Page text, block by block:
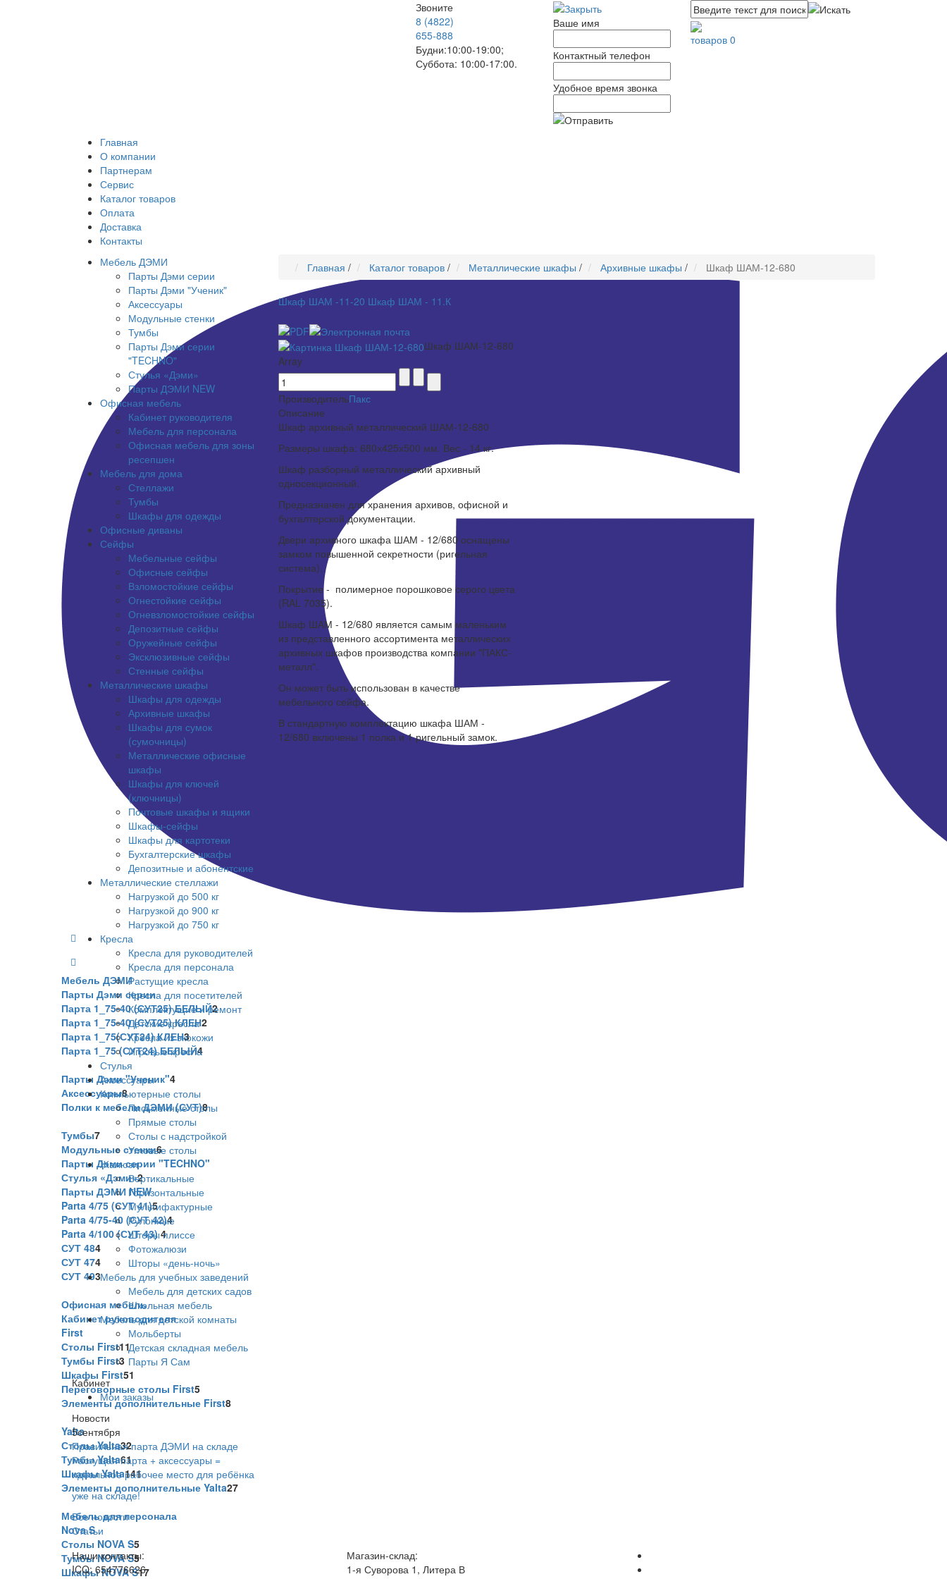
Звоните
8 (4822)
655-888
Будни:10:00-19:00;
Суббота: 10:00-17:00.
Ваше имя
Контактный телефон
Удобное время звонка
товаров 0
Главная
О компании
Партнерам
Сервис
Каталог товаров
Оплата
Доставка
Контакты
655-888
Корзина
Мебель ДЭМИ
Парты Дэми серии
Парта 1_75-40 (СУТ25) БЕЛЫЙ2
Парта 1_75-40 (СУТ25) КЛЕН2
Парта 1_75(СУТ24) КЛЕН3
Парта 1_75 (СУТ24) БЕЛЫЙ4
Парты Дэми "Ученик"4
Аксессуары8
Полки к мебели ДЭМИ (СУТ)8
Тумбы7
Модульные стенки6
Парты Дэми серии "TECHNO"
Стулья «Дэми»2
Парты ДЭМИ NEW
Parta 4/75 (СУТ 41)5
Parta 4/75-40 (СУТ 42)4
Parta 4/100 (СУТ 43)4
СУТ 484
СУТ 474
СУТ 493
Офисная мебель
Кабинет руководителя
First
Столы First11
Тумбы First3
Шкафы First51
Переговорные столы First5
Элементы дополнительные First8
Yalta
Столы Yalta32
Тумбы Yalta61
Шкафы Yalta141
Элементы дополнительные Yalta27
Мебель для персонала
Nova S
Столы NOVA S5
Тумбы NOVA S5
Шкафы NOVA S17
Главная / Каталог товаров / Металлические шкафы / Архивные шкафы / Шкаф ШАМ-12-680
Шкаф ШАМ -11-20 Шкаф ШАМ - 11.К
Шкаф ШАМ-12-680
Array
ПроизводительПакс
Описание
Шкаф архивный металлический ШАМ-12-680
Размеры шкафа: 680х425х500 мм. Вес - 14 кг.
Шкаф разборный металлический архивный
односекционный.
Предназначен для хранения архивов, офисной и
бухгалтерской документации.
Двери архивного шкафа ШАМ - 12/680 оснащены
замком повышенной секретности (ригельная
система).
Покрытие - полимерное порошковое серого цвета
(RAL 7035).
Шкаф ШАМ - 12/680 является самым маленьким
из представленного ассортимента металлических
архивных шкафов производства компании "ПАКС-
металл".
Он может быть использован в качестве
мебельного сейфа.
В стандартную комплектацию шкафа ШАМ -
12/680 включены 1 полка и 1 ригельный замок.
Мебель ДЭМИ
Парты Дэми серии
Парты Дэми "Ученик"
Аксессуары
Модульные стенки
Тумбы
Парты Дэми серии
"TECHNO"
Стулья «Дэми»
Парты ДЭМИ NEW
Офисная мебель
Кабинет руководителя
Мебель для персонала
Офисная мебель для зоны
ресепшен
Мебель для дома
Стеллажи
Тумбы
Шкафы для одежды
Офисные диваны
Сейфы
Мебельные сейфы
Офисные сейфы
Взломостойкие сейфы
Огнестойкие сейфы
Огневзломостойкие сейфы
Депозитные сейфы
Оружейные сейфы
Эксклюзивные сейфы
Стенные сейфы
Металлические шкафы
Шкафы для одежды
Архивные шкафы
Шкафы для сумок
(сумочницы)
Металлические офисные
шкафы
Шкафы для ключей
(ключницы)
Почтовые шкафы и ящики
Шкафы-сейфы
Шкафы для картотеки
Бухгалтерские шкафы
Депозитные и абонентские
Металлические стеллажи
Нагрузкой до 500 кг
Нагрузкой до 900 кг
Нагрузкой до 750 кг
Кресла
Кресла для руководителей
Кресла для персонала
Растущие кресла
Кресла для посетителей
Комплектущие и ремонт
Детские кресла
Кресла из экокожи
Игровые кресла
Стулья
Аксессуары
Компьютерные столы
Письменные столы
Прямые столы
Столы с надстройкой
Угловые столы
Жалюзи
Вертикальные
Горизонтальные
Мультифактурные
Рулонные
Шторы плиссе
Фотожалюзи
Шторы «день-ночь»
Мебель для учебных заведений
Мебель для детских садов
Школьная мебель
Мебель для детской комнаты
Мольберты
Детская складная мебель
Парты Я Сам
Кабинет
Мои заказы
Новости
5сентября
Правильная парта ДЭМИ на складе
Растущая парта + аксессуары =
идеальное рабочее место для ребёнка
уже на складе!
Все новости
Статьи
Наши контакты:
ICQ: 654776626
Магазин-склад:
1-я Суворова 1, Литера В